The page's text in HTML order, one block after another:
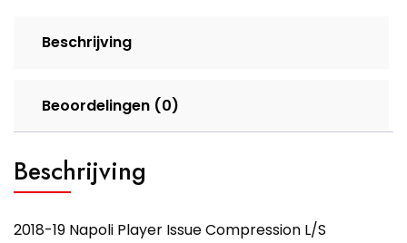
Beschrijving
Beoordelingen (0)
Beschrijving
2018-19 Napoli Player Issue Compression L/S